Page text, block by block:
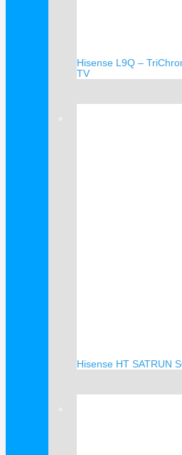
Hisense L9Q –
TV
Hisense HT SATRUN